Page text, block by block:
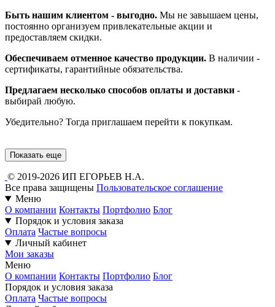
Быть нашим клиентом - выгодно. Мы не завышаем цены,
постоянно организуем привлекательные акции и
предоставляем скидки.
Обеспечиваем отменное качество продукции. В наличии -
сертификаты, гарантийные обязательства.
Предлагаем несколько способов оплаты и доставки -
выбирай любую.
Убедительно? Тогда приглашаем перейти к покупкам.
Показать еще
© 2019-2026 ИП ЕГОРЬЕВ Н.А.
Все права защищены Пользовательское соглашение
Меню
О компании Контакты Портфолио Блог
Порядок и условия заказа
Оплата Частые вопросы
Личный кабинет
Мои заказы
Меню
О компании Контакты Портфолио Блог
Порядок и условия заказа
Оплата Частые вопросы